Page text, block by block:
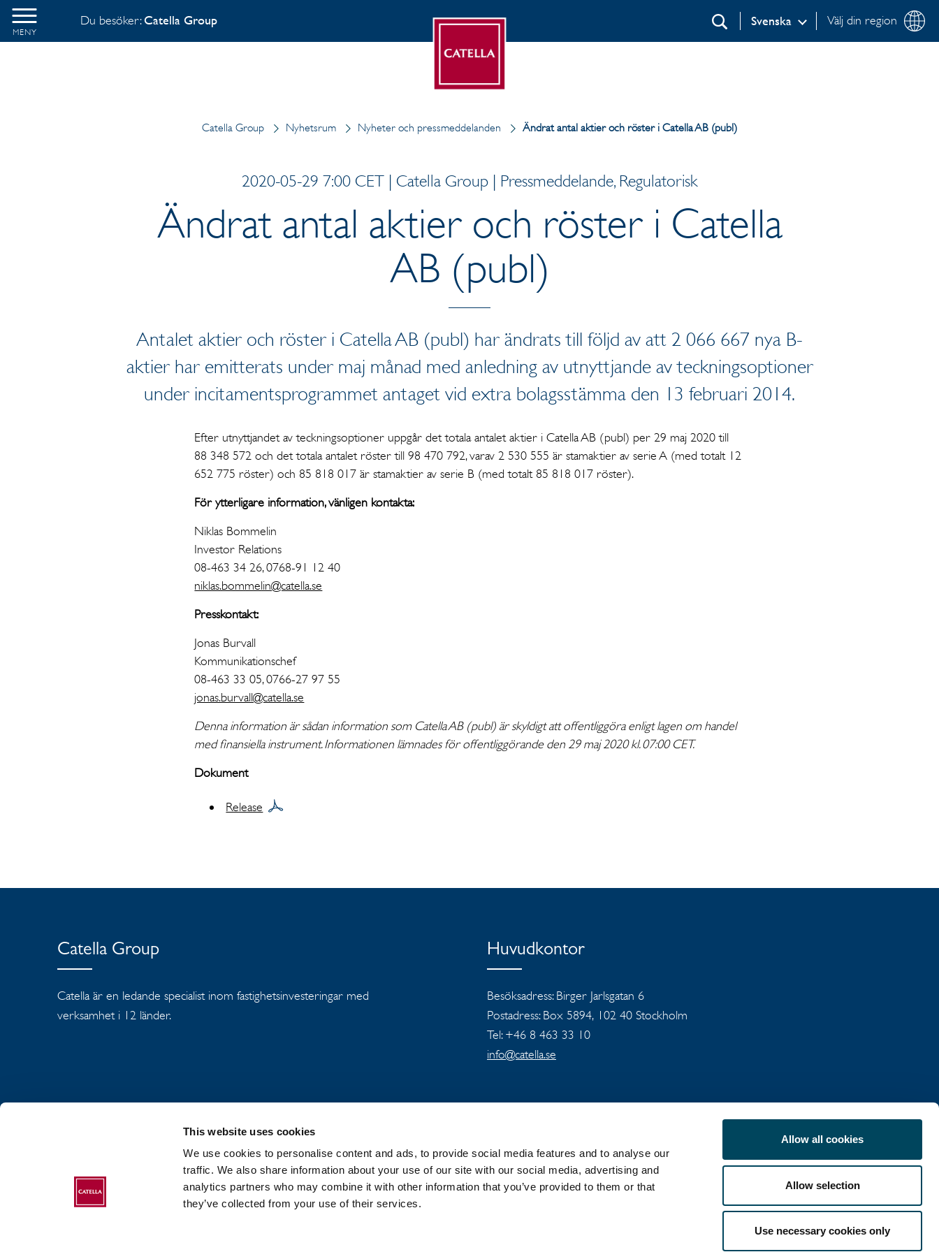
This website uses cookies
We use cookies to personalise content and ads, to provide social media features and to analyse our
traffic. We also share information about your use of our site with our social media, advertising and
analytics partners who may combine it with other information that you’ve provided to them or that
they’ve collected from your use of their services.
Allow all cookies
Allow selection
Use necessary cookies only
MENY
Du besöker:Catella Group Välj din region
Svenska
Sök
Catella Group Nyhetsrum Nyheter och pressmeddelanden Ändrat antal aktier och röster i Catella AB (publ)
2020-05-29 7:00 CET | Catella Group | Pressmeddelande, Regulatorisk
Ändrat antal aktier och röster i Catella
AB (publ)
Antalet aktier och röster i Catella AB (publ) har ändrats till följd av att 2 066 667 nya B-
aktier har emitterats under maj månad med anledning av utnyttjande av teckningsoptioner
under incitamentsprogrammet antaget vid extra bolagsstämma den 13 februari 2014.
Efter utnyttjandet av teckningsoptioner uppgår det totala antalet aktier i Catella AB (publ) per 29 maj 2020 till
88 348 572 och det totala antalet röster till 98 470 792, varav 2 530 555 är stamaktier av serie A (med totalt 12
652 775 röster) och 85 818 017 är stamaktier av serie B (med totalt 85 818 017 röster).
För ytterligare information, vänligen kontakta:
Niklas Bommelin
Investor Relations
08-463 34 26, 0768-91 12 40
niklas.bommelin@catella.se
Presskontakt:
Jonas Burvall
Kommunikationschef
08-463 33 05, 0766-27 97 55
jonas.burvall@catella.se
Denna information är sådan information som Catella AB (publ) är skyldigt att offentliggöra enligt lagen om handel
med finansiella instrument. Informationen lämnades för offentliggörande den 29 maj 2020 kl. 07:00 CET.
Dokument
Release
Catella Group
Catella är en ledande specialist inom fastighetsinvesteringar med
verksamhet i 12 länder.
Huvudkontor
Besöksadress: Birger Jarlsgatan 6
Postadress: Box 5894, 102 40 Stockholm
Tel: +46 8 463 33 10
info@catella.se
OM CATELLA GROUP NYHETER OCH PRESSMEDDELANDEN
SEKRETESSPOLICY
COOKIEPOLICY
X
LinkedIn